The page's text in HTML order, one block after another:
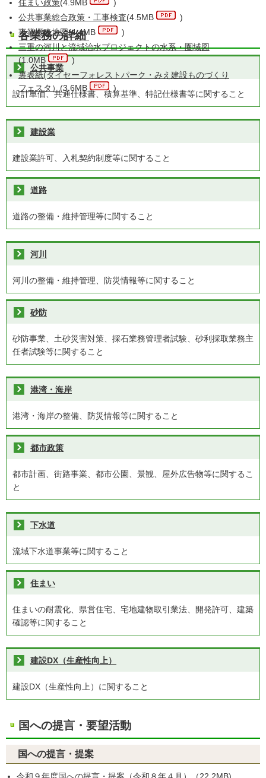
住まい政策(4.9MB
)
公共事業総合政策・工事検査(4.5MB
)
事業概略地図(4.4MB
)
三重の河川と流域治水プロジェクトの水系・圏域図
(1.0MB
)
裏表紙(ダイセーフォレストパーク・みえ建設ものづくり
フェスタ）(3.6MB )
各業務の詳細
公共事業
設計単価、共通仕様書、積算基準、特記仕様書等に関すること
建設業
建設業許可、入札契約制度等に関すること
道路
道路の整備・維持管理等に関すること
河川
河川の整備・維持管理、防災情報等に関すること
砂防
砂防事業、土砂災害対策、採石業務管理者試験、砂利採取業務主
任者試験等に関すること
港湾・海岸
港湾・海岸の整備、防災情報等に関すること
都市政策
都市計画、街路事業、都市公園、景観、屋外広告物等に関するこ
と
下水道
流域下水道事業等に関すること
住まい
住まいの耐震化、県営住宅、宅地建物取引業法、開発許可、建築
確認等に関すること
建設DX（生産性向上）
建設DX（生産性向上）に関すること
国への提言・要望活動
国への提言・提案
令和９年度国への提言・提案（令和８年４月） （22.2MB)